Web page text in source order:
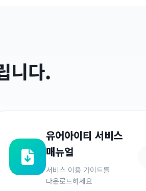
니다.
유어아이티 서비스
매뉴얼
서비스 이용 가이드를
다운로드하세요